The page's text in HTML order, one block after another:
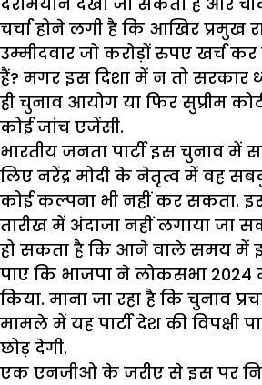
चर्चा होने लगी है कि आखिर प्रमुख
उम्मीदवार जो करोड़ों रुपए खर्च
हैं? मगर इस दिशा में न तो सरकार
ही चुनाव आयोग या फिर सुप्रीम
कोई जांच एजेंसी.
भारतीय जनता पार्टी इस चुनाव में
लिए नरेंद्र मोदी के नेतृत्व में वह
कोई कल्पना भी नहीं कर सकता.
तारीख में अंदाजा नहीं लगाया जा
हो सकता है कि आने वाले समय में
पाए कि भाजपा ने लोकसभा 2024
किया. माना जा रहा है कि चुनाव
मामले में यह पार्टी देश की विपक्षी
छोड़ देगी.
एक एनजीओ के जरीए से इस पर